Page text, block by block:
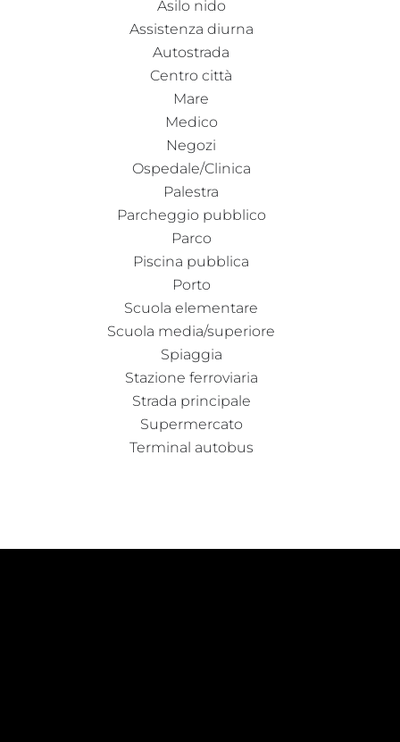
Asilo nido
Assistenza diurna
Autostrada
Centro città
Mare
Medico
Negozi
Ospedale/Clinica
Palestra
Parcheggio pubblico
Parco
Piscina pubblica
Porto
Scuola elementare
Scuola media/superiore
Spiaggia
Stazione ferroviaria
Strada principale
Supermercato
Terminal autobus